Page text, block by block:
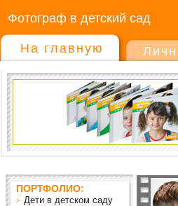
Фотограф в детский сад
На главную
ПОРТФОЛИО:
Дети в детском саду